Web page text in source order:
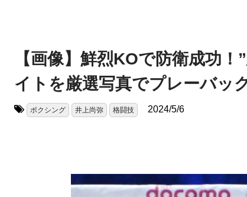
【画像】鮮烈KOで防衛成功
イトを厳選写真でプレーバッ
ボクシング 井上尚弥 格闘技 2024/5/6